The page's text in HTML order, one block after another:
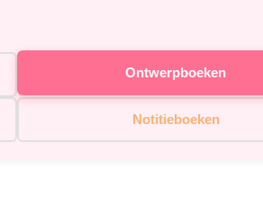
Ontwerpboeken
Notitieboeken